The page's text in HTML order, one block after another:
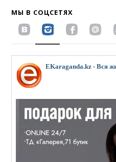
МЫ В СОЦСЕТЯХ
EKaraganda.kz - Вся